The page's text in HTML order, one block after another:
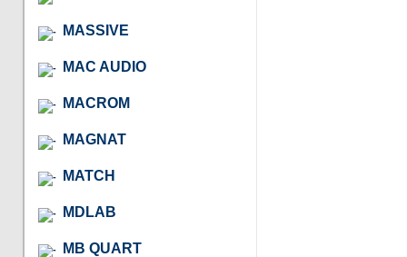
MASSIVE
MAC AUDIO
MACROM
MAGNAT
MATCH
MDLAB
MB QUART